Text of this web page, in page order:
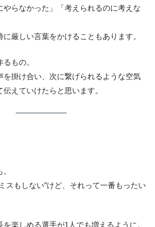
やらなかった」「考えられるのに考えな
厳しい言葉をかけることもあります。
もの。
を掛け合い、次に繋げられるような空気
えていけたらと思います。
スもしない”けど、それって一番もったい
楽しめる選手が1人でも増えるように。